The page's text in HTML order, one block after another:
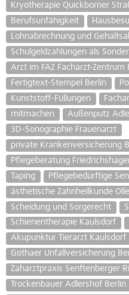
Kryotherapie Quickborner
Berufsunfähigkeit
Lohnabrechnung und
Schulgeldzahlungen als
Arzt im FAZ Facharzt-Zentrum
Fertigtext-Stempel Berlin
Kunststoff-Füllungen
mitmachen
Außenputz
3D-Sonographie Frauenarzt
private Krankenversicherung
Pflegeberatung
Taping
Pflegebedürftige
ästhetische Zahnheilkunde
Scheidung und Sorgerecht
Schienentherapie Kaulsdorf
Akupunktur Tierarzt Kaulsdorf
Gothaer Unfallversicherung
Zaharztpraxis Senftenberger
Trockenbauer Adlershof Berlin